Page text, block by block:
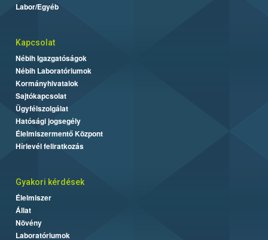
Labor/Egyéb
Kapcsolat
Nébih Igazgatóságok
Nébih Laboratóriumok
Kormányhivatalok
Sajtókapcsolat
Ügyfélszolgálat
Hatósági jogsegély
Élelmiszermentő Központ
Hírlevél feliratkozás
Gyakori kérdések
Élelmiszer
Állat
Növény
Laboratóriumok